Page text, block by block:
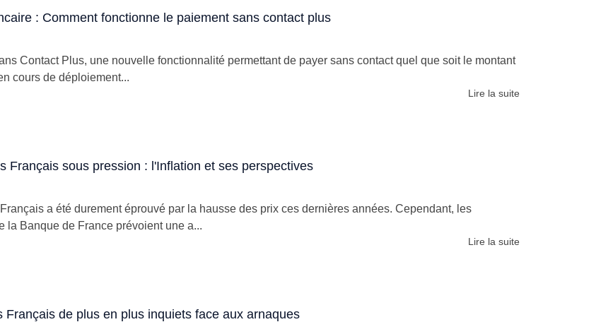
: Comment fonctionne le paiement sans contact plus
Contact Plus, une nouvelle fonctionnalité permettant de payer sans contact quel que soit le montant
cours de déploiement...
Lire la suite
Français sous pression : l'Inflation et ses perspectives
a été durement éprouvé par la hausse des prix ces dernières années. Cependant, les
la Banque de France prévoient une a...
Lire la suite
Français de plus en plus inquiets face aux arnaques